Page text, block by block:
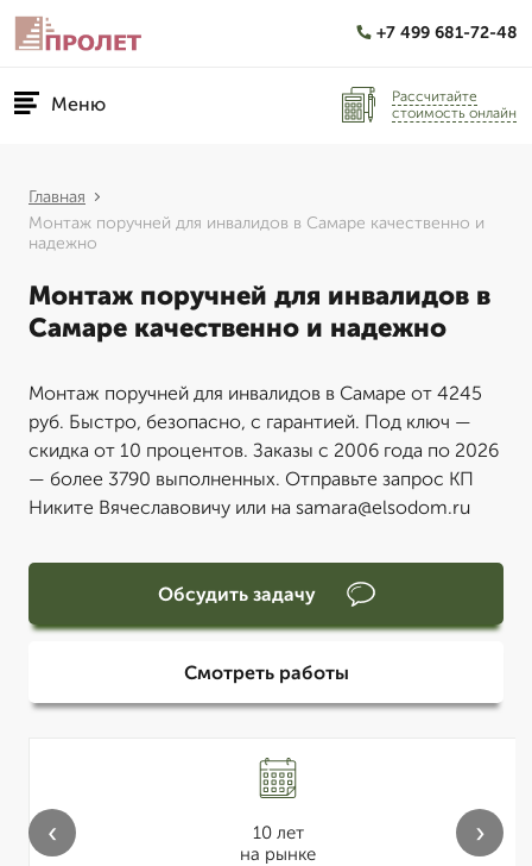
+7 499 681-72-48
Меню
Рассчитайте
стоимость онлайн
Главная
Монтаж поручней для инвалидов в Самаре качественно и
надежно
Монтаж поручней для инвалидов в
Самаре качественно и надежно
Монтаж поручней для инвалидов в Самаре от 4245
руб. Быстро, безопасно, с гарантией. Под ключ —
скидка от 10 процентов. Заказы с 2006 года по 2026
— более 3790 выполненных. Отправьте запрос КП
Никите Вячеславовичу или на samara@elsodom.ru
Обсудить задачу
Смотреть работы
10 лет
на рынке
‹ ›